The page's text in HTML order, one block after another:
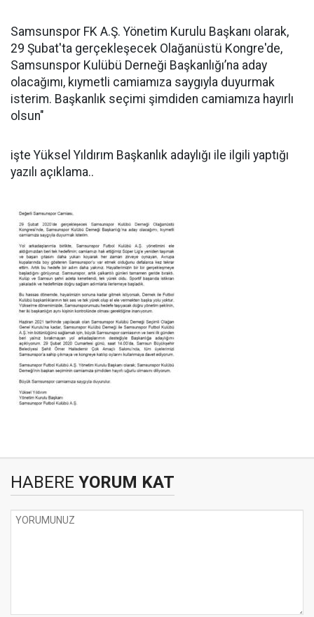
Samsunspor FK A.Ş. Yönetim Kurulu Başkanı olarak,
29 Şubat'ta gerçekleşecek Olağanüstü Kongre'de,
Samsunspor Kulübü Derneği Başkanlığı’na aday
olacağımı, kıymetli camiamıza saygıyla duyurmak
isterim. Başkanlık seçimi şimdiden camiamıza hayırlı
olsun"
işte Yüksel Yıldırım Başkanlık adaylığı ile ilgili yaptığı
yazılı açıklama..
HABERE YORUM KAT